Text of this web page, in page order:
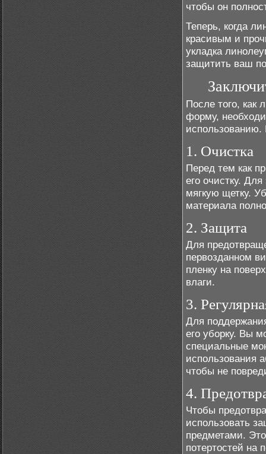
чтобы он
Теперь, когда
красивым и
укладка
защитить ваш
После того, как
форму,
использованию.
1. Очистка
Перед тем как
его очистку.
мягкую щетку.
материала
2. Защита
Для
первозданном
пленку на
влаги.
3.
Для
его уборку. Вы
специальные
использования
чтобы не
4.
Чтобы
использовать
предметами.
потертостей на